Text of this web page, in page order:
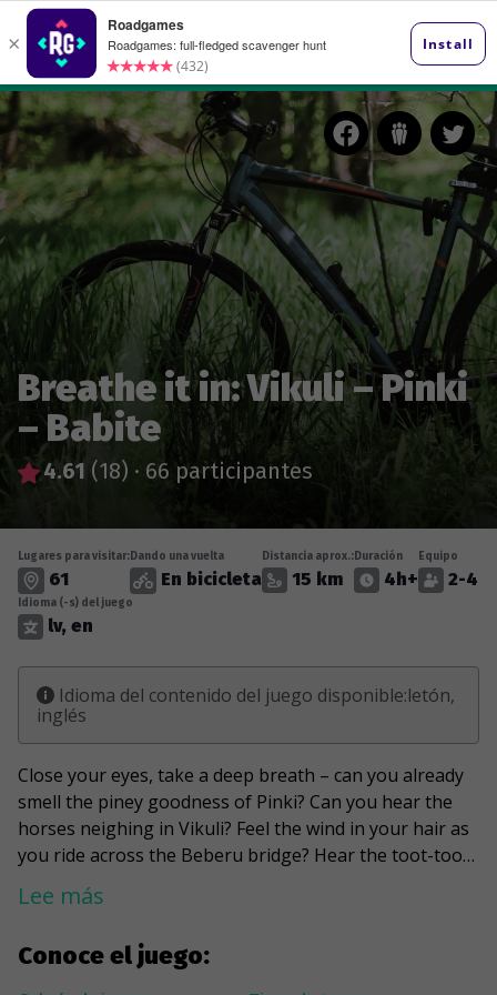
Breathe it in: Vikuli – Pinki
– Babite
4.61 (18) · 66 participantes
Conoce el juego:
Lugares para visitar:
61
Dando una vuelta
En bicicleta
Distancia aprox.:
15 km
Duración
4h+
Equipo
2-4
Idioma (-s) del juego
lv, en
Idioma del contenido del juego disponible:letón,
inglés
Close your eyes, take a deep breath – can you already
smell the piney goodness of Pinki? Can you hear the
horses neighing in Vikuli? Feel the wind in your hair as
you ride across the Beberu bridge? Hear the toot-toot
of the Babite train? Not yet? Well, it’s time to dust off
your bike and set off on an orienteering adventure
game will wind you through the twists and turns of
Pupe Park, lead you to the eco-school, and give you a
Lee más